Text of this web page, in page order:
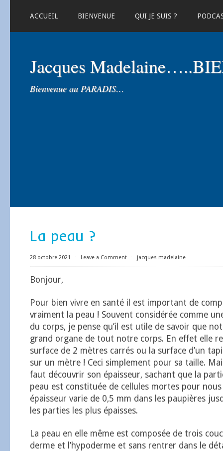
ACCUEIL BIENVENUE QUI JE SUIS ?
Jacques
Bienvenue au PARADIS…
La peau ?
28 octobre 2021 ⋅ Leave a Comment ⋅ jacques madelaine
Bonjour,
Pour bien vivre en santé il est important de
vraiment la peau ! Souvent considérée comme
du corps, je pense qu’il est utile de savoir que
grand organe de tout notre corps. En effet elle
surface de 2 mètres carrés ou la surface d’un
sur un mètre ! Ceci simplement pour sa taille.
faut découvrir son épaisseur, sachant que la
peau est constituée de cellules mortes pour
épaisseur varie de 0,5 mm dans les paupières
les parties les plus épaisses.
La peau en elle même est composée de trois
derme et l’hypoderme et sans rentrer dans le